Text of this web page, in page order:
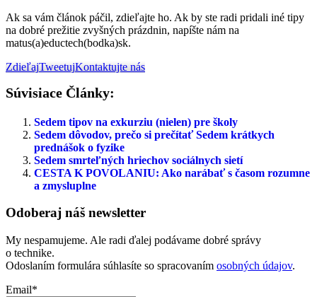
Ak sa vám článok páčil, zdieľajte ho. Ak by ste radi pridali iné tipy
na dobré prežitie zvyšných prázdnin, napíšte nám na
matus(a)eductech(bodka)sk.
ZdieľajTweetujKontaktujte nás
Súvisiace Články:
Sedem tipov na exkurziu (nielen) pre školy
Sedem dôvodov, prečo si prečítať Sedem krátkych
prednášok o fyzike
Sedem smrteľných hriechov sociálnych sietí
CESTA K POVOLANIU: Ako narábať s časom rozumne
a zmysluplne
Odoberaj náš newsletter
My nespamujeme. Ale radi ďalej podávame dobré správy
o technike.
Odoslaním formulára súhlasíte so spracovaním osobných údajov.
Email*